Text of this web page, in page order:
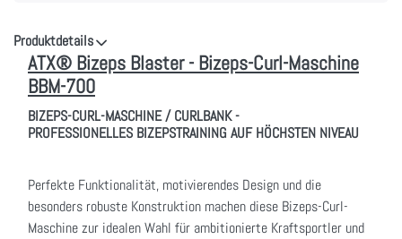
Produktdetails
ATX® Bizeps Blaster - Bizeps-Curl-Maschine
BBM-700
BIZEPS-CURL-MASCHINE / CURLBANK -
PROFESSIONELLES BIZEPSTRAINING AUF HÖCHSTEN NIVEAU
Perfekte Funktionalität, motivierendes Design und die
besonders robuste Konstruktion machen diese Bizeps-Curl-
Maschine zur idealen Wahl für ambitionierte Kraftsportler und